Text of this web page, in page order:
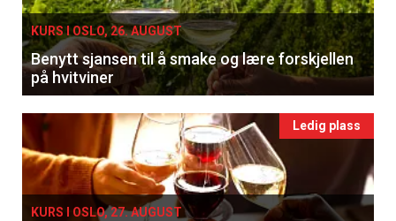
KURS I OSLO, 26. AUGUST
Benytt sjansen til å smake og lære forskjellen
på hvitviner
Ledig plass
KURS I OSLO, 27. AUGUST